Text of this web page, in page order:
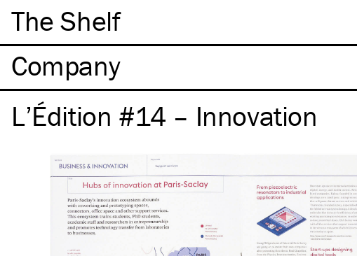
The Shelf
Company
L’Édition #14 – Innovation